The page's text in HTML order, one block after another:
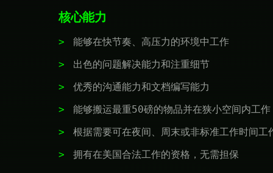
核心能力
能够在快节奏、高压力的环境中工作
出色的问题解决能力和注重细节
优秀的沟通能力和文档编写能力
能够搬运最重50磅的物品并在狭小空间内工作
根据需要可在夜间、周末或非标准工作时间工
拥有在美国合法工作的资格，无需担保